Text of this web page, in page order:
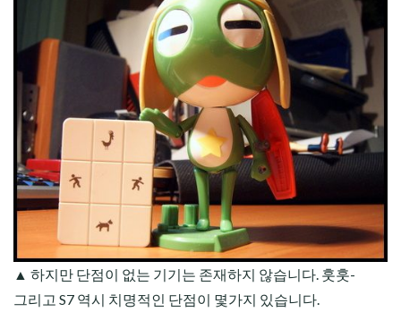
▲ 하지만 단점이 없는 기기는 존재하지 않습니다. 훗훗-
그리고 S7 역시 치명적인 단점이 몇가지 있습니다.